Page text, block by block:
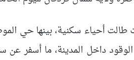
طالت أحياء سكنية، بينها حي
داخل المدينة، ما أسفر